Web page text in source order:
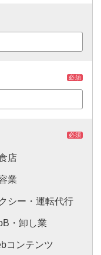
必須
必須
店
業
シー・運転代行
・卸し業
コンテンツ